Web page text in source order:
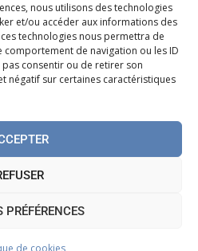
nous utilisons des technologies
et/ou accéder aux informations des
technologies nous permettra de
de navigation ou les ID
pas consentir ou de retirer son
négatif sur certaines caractéristiques
PRÉFÉRENCES
de cookies
— Tous droits
de cookies